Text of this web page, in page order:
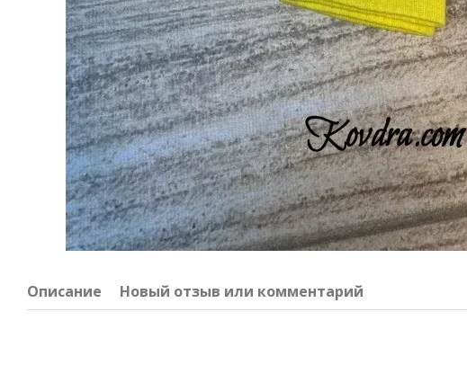
Описание Новый отзыв или комментарий